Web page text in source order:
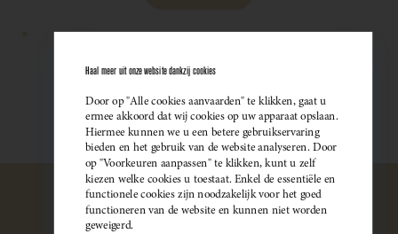
Haal meer uit onze website dankzij cookies
Door op "Alle cookies aanvaarden" te klikken, gaat u
ermee akkoord dat wij cookies op uw apparaat opslaan.
Hiermee kunnen we u een betere gebruikservaring
bieden en het gebruik van de website analyseren. Door
op "Voorkeuren aanpassen" te klikken, kunt u zelf
kiezen welke cookies u toestaat. Enkel de essentiële en
functionele cookies zijn noodzakelijk voor het goed
functioneren van de website en kunnen niet worden
geweigerd.